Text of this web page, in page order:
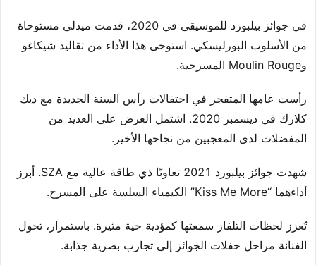
في جوائز بيلبورد للموسيقى في 2020، قدمت ميدلي مستوحاة
من الأسلوب البورليسكي. استوحى هذا الأداء من تقاليد شيكاغو
وMoulin Rouge المسرحية.
رأست عامها المتفجر في احتفالات رأس السنة الجديدة مع ديك
كلارك في ديسمبر 2020. اشتمل العرض على العديد من
المفضلات لدى المعجبين من نجاحها الأخير.
شهدت جوائز بيلبورد 2021 تعاونًا ذي طاقة عالية مع SZA. أبرز
أداءهما “Kiss Me More” الكيمياء السلسة على المسرح.
تُعزز لحظات التلفاز سمعتها كمؤدية حية مثيرة. باستمرار، تحول
الفنانة مراحل حفلات الجوائز إلى تجارب بصرية جذابة.